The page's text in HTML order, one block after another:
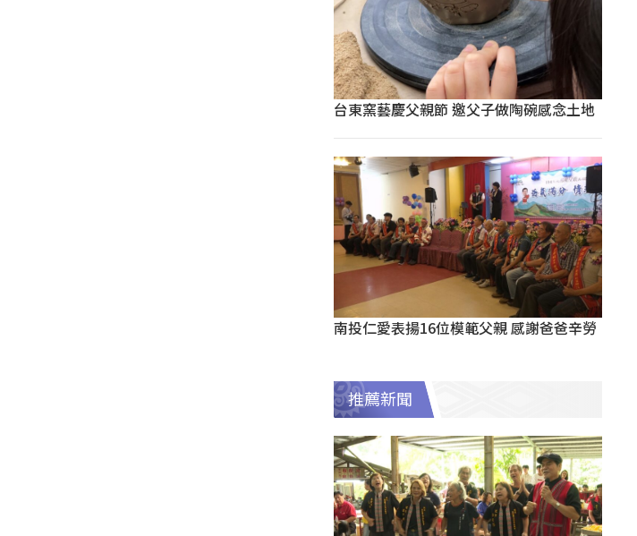
台東窯藝慶父親節 邀父子做陶碗感念土地
南投仁愛表揚16位模範父親 感謝爸爸辛勞
推薦新聞